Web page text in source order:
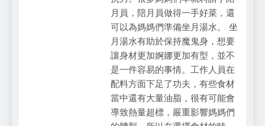
月員，陪月員做得一手好菜，還
可以為媽媽們準備坐月湯水。 坐
月湯水有助於保持魔鬼身，想要
讓身材更加婀娜更加有型，並不
是一件容易的事情。工作人員在
配料方面下足了功夫，有些食材
當中還有大量油脂，很有可能會
導致熱量超標，嚴重影響媽媽們